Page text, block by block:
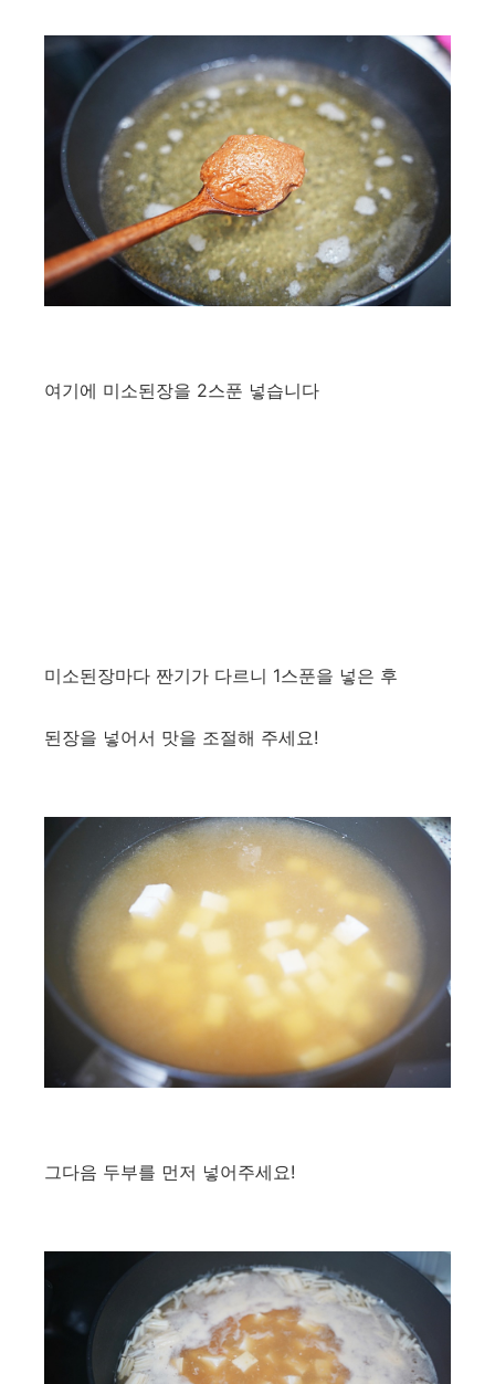
여기에 미소된장을 2스푼 넣습니다
미소된장마다 짠기가 다르니 1스푼을 넣은 후
된장을 넣어서 맛을 조절해 주세요!
그다음 두부를 먼저 넣어주세요!